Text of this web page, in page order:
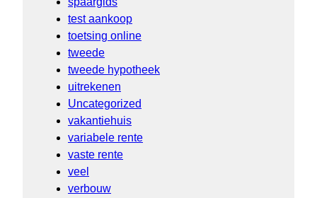
test aankoop
toetsing online
tweede
tweede hypotheek
uitrekenen
Uncategorized
vakantiehuis
variabele rente
vaste rente
veel
verbouw